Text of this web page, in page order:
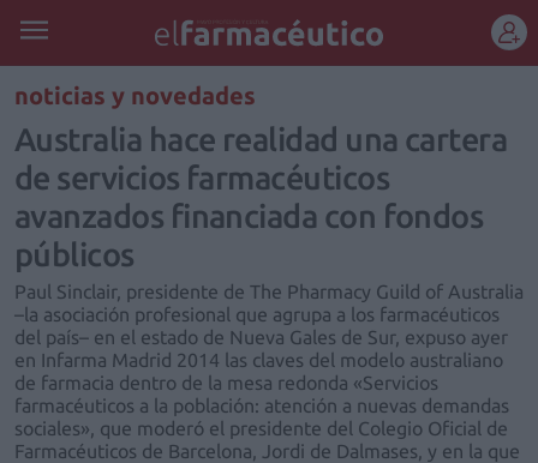
REGÍSTRATE
noticias y novedades
Australia hace realidad una cartera
de servicios farmacéuticos
avanzados financiada con fondos
públicos
Paul Sinclair, presidente de The Pharmacy Guild of Australia
–la asociación profesional que agrupa a los farmacéuticos
del país– en el estado de Nueva Gales de Sur, expuso ayer
en Infarma Madrid 2014 las claves del modelo australiano
de farmacia dentro de la mesa redonda «Servicios
farmacéuticos a la población: atención a nuevas demandas
sociales», que moderó el presidente del Colegio Oficial de
Farmacéuticos de Barcelona, Jordi de Dalmases, y en la que